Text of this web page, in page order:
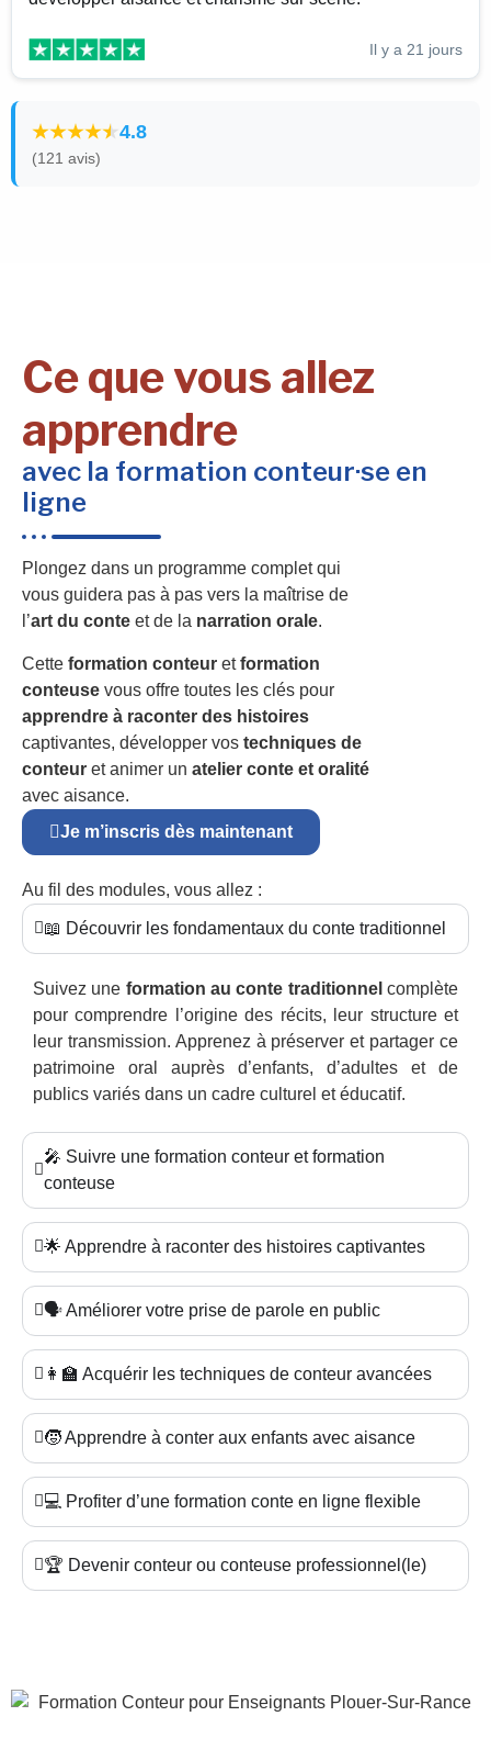
Il y a 21 jours
4.8
(121 avis)
Ce que vous allez
apprendre
avec la formation conteur·se en
ligne
Plongez dans un programme complet qui
vous guidera pas à pas vers la maîtrise de
l’art du conte et de la narration orale.
Cette formation conteur etformation
conteuse vous offre toutes les clés pour
apprendre à raconter des histoires
captivantes, développer vos techniques de
conteur et animer un atelier conte et oralité
avec aisance.
Je m’inscris dès maintenant
Au fil des modules, vous allez :
📖 Découvrir les fondamentaux du conte traditionnel
Suivez une formation au conte traditionnel complète
pour comprendre l’origine des récits, leur structure et
leur transmission. Apprenez à préserver et partager ce
patrimoine oral auprès d’enfants, d’adultes et de
publics variés dans un cadre culturel et éducatif.
🎤 Suivre une formation conteur et formation
conteuse
🌟 Apprendre à raconter des histoires captivantes
🗣️ Améliorer votre prise de parole en public
👩‍🏫 Acquérir les techniques de conteur avancées
🧒 Apprendre à conter aux enfants avec aisance
💻 Profiter d’une formation conte en ligne flexible
🏆 Devenir conteur ou conteuse professionnel(le)